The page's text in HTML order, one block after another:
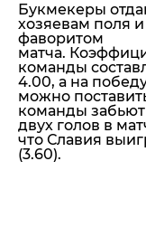
Букмекеры
хозяевам поля
фаворитом
матча.
команды
4.00, а на
можно
команды
двух голов в
что Славия
(3.60).